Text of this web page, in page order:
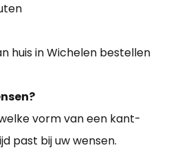
huis in Wichelen bestellen
vorm van een kant-
past bij uw wensen.